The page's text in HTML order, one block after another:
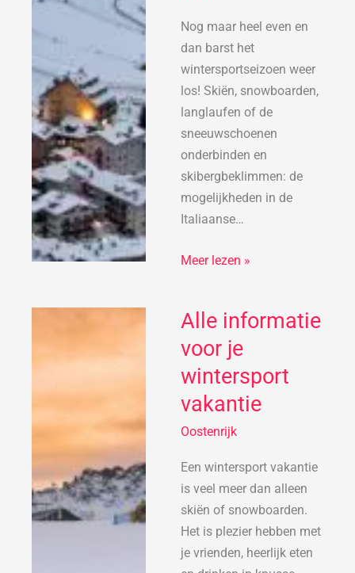
Nog maar heel even en
dan barst het
wintersportseizoen weer
los! Skiën, snowboarden,
langlaufen of de
sneeuwschoenen
onderbinden en
skibergbeklimmen: de
mogelijkheden in de
Italiaanse…
Italië
Meer lezen »
Alle informatie
voor je
wintersport
vakantie
Oostenrijk
Een wintersport vakantie
is veel meer dan alleen
skiën of snowboarden.
Het is plezier hebben met
je vrienden, heerlijk eten
Alle
informatie
voor
je
wintersport
vakantie